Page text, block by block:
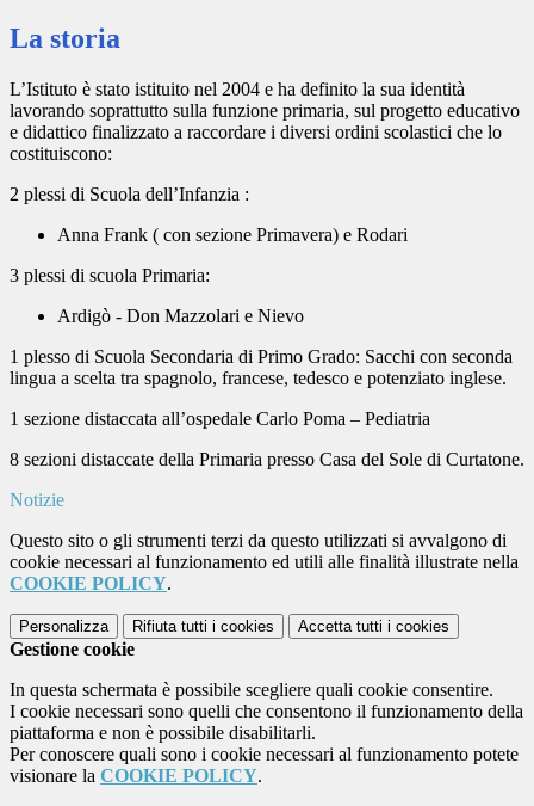
La storia
L’Istituto è stato istituito nel 2004 e ha definito la sua identità
lavorando soprattutto sulla funzione primaria, sul progetto educativo
e didattico finalizzato a raccordare i diversi ordini scolastici che lo
costituiscono:
2 plessi di Scuola dell’Infanzia :
Anna Frank ( con sezione Primavera) e Rodari
3 plessi di scuola Primaria:
Ardigò - Don Mazzolari e Nievo
1 plesso di Scuola Secondaria di Primo Grado: Sacchi con seconda
lingua a scelta tra spagnolo, francese, tedesco e potenziato inglese.
1 sezione distaccata all’ospedale Carlo Poma – Pediatria
8 sezioni distaccate della Primaria presso Casa del Sole di Curtatone.
Notizie
Questo sito o gli strumenti terzi da questo utilizzati si avvalgono di
cookie necessari al funzionamento ed utili alle finalità illustrate nella
COOKIE POLICY.
Personalizza Rifiuta tutti i cookies Accetta tutti i cookies
Gestione cookie
In questa schermata è possibile scegliere quali cookie consentire.
I cookie necessari sono quelli che consentono il funzionamento della
piattaforma e non è possibile disabilitarli.
Per conoscere quali sono i cookie necessari al funzionamento potete
visionare la COOKIE POLICY.